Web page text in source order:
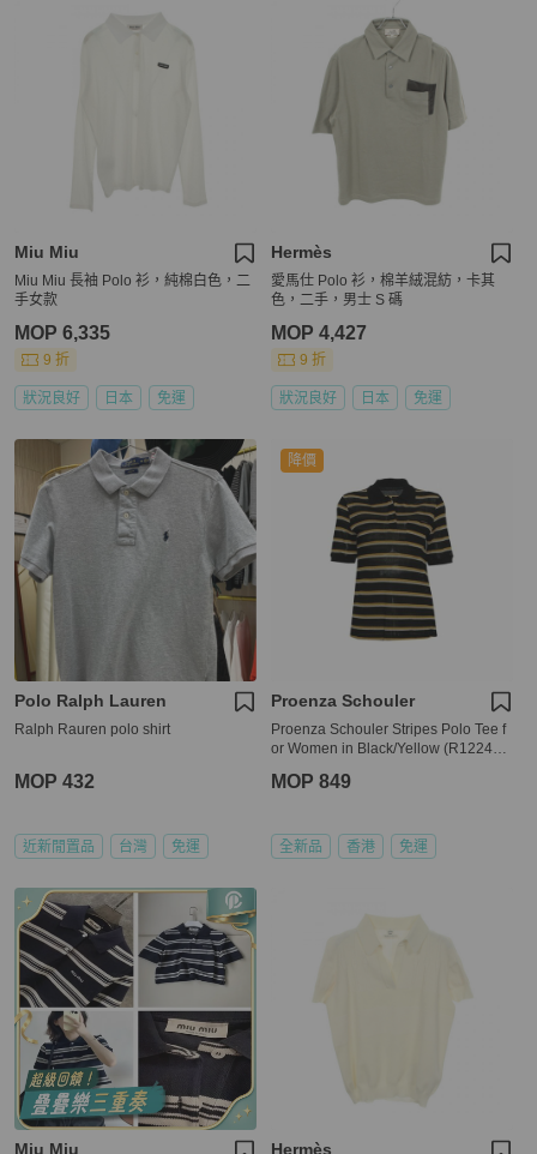
Miu Miu
Miu Miu 長袖 Polo 衫，純棉白色，二
手女款
MOP 6,335
9 折
狀況良好 日本 免運
Hermès
愛馬仕 Polo 衫，棉羊絨混紡，卡其
色，二手，男士 S 碼
MOP 4,427
9 折
狀況良好 日本 免運
Polo Ralph Lauren
Ralph Rauren polo shirt
MOP 432
近新閒置品 台灣 免運
降價
Proenza Schouler
Proenza Schouler Stripes Polo Tee f
or Women in Black/Yellow (R122415
MOP 849
全新品 香港 免運
Miu Miu Hermès